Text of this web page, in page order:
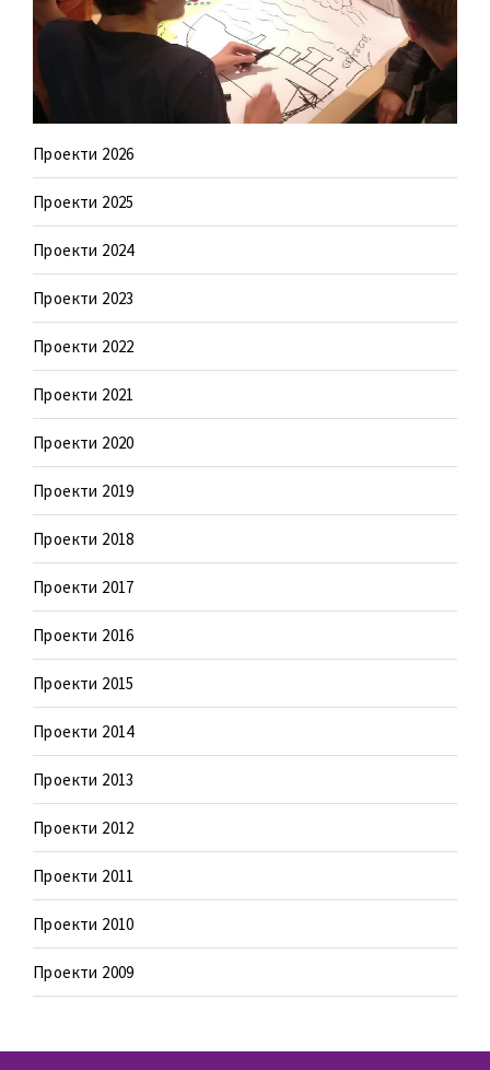
Проекти 2026
Проекти 2025
Проекти 2024
Проекти 2023
Проекти 2022
Проекти 2021
Проекти 2020
Проекти 2019
Проекти 2018
Проекти 2017
Проекти 2016
Проекти 2015
Проекти 2014
Проекти 2013
Проекти 2012
Проекти 2011
Проекти 2010
Проекти 2009